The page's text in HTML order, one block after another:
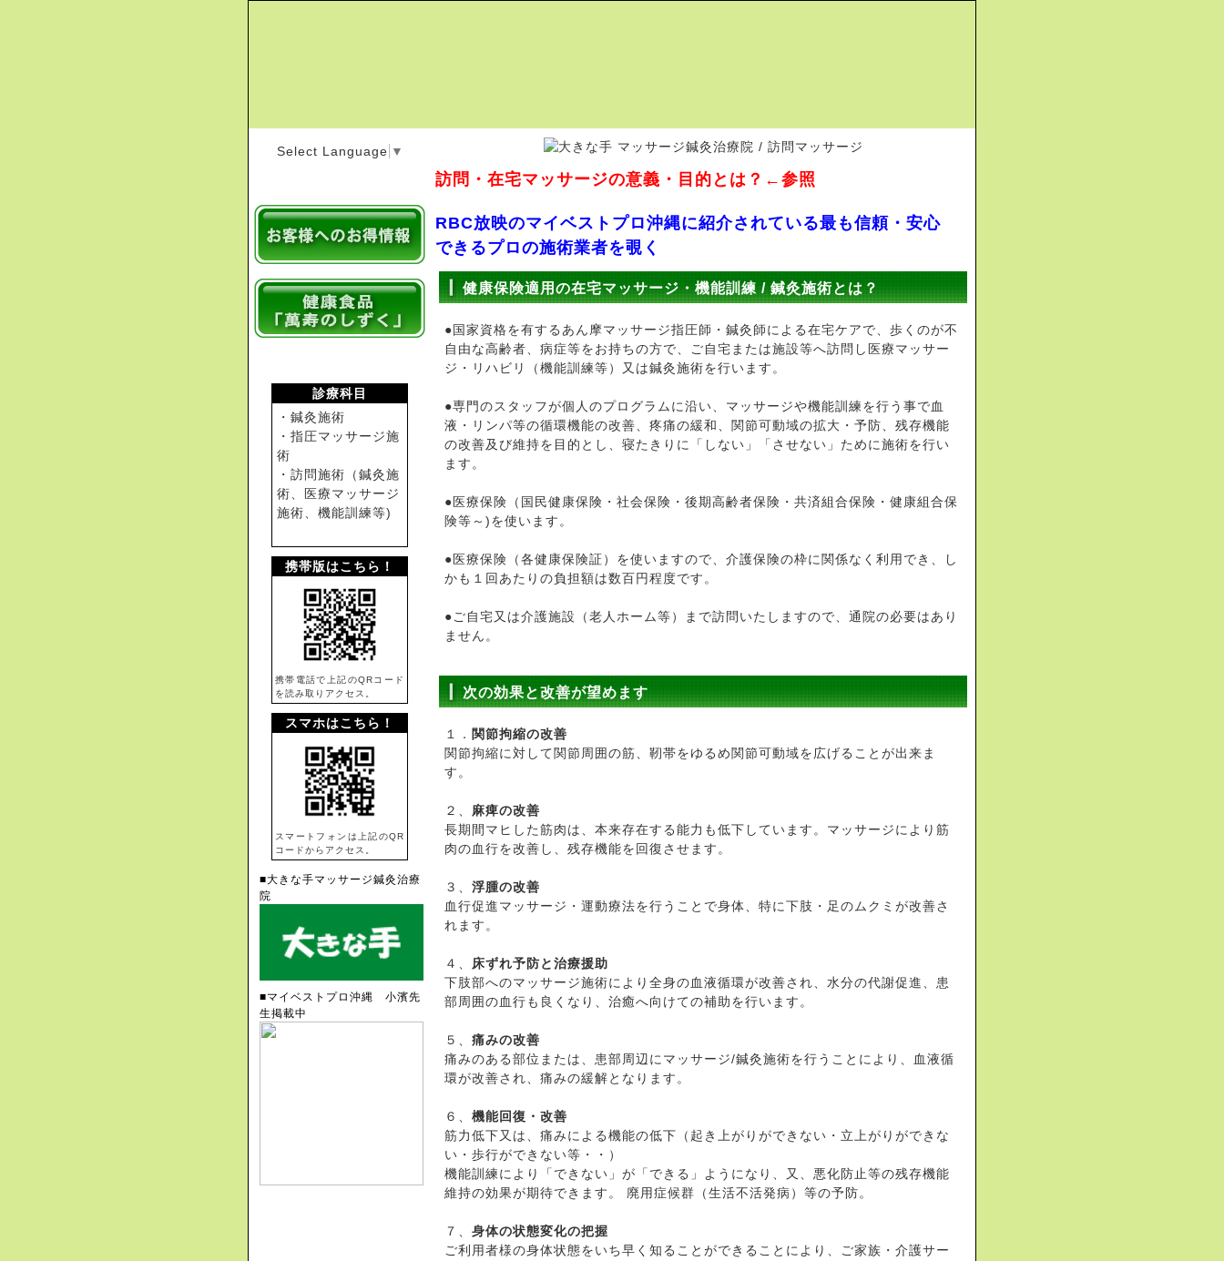
Select Language ▼
診療科目
・鍼灸施術
・指圧マッサージ施
術
・訪問施術（鍼灸施
術、医療マッサージ
施術、機能訓練等)
携帯版はこちら！
携帯電話で上記のQRコード
を読み取りアクセス。
スマホはこちら！
スマートフォンは上記のQR
コードからアクセス。
■大きな手マッサージ鍼灸治療
院
■マイベストプロ沖縄 小濱先
生掲載中
訪問・在宅マッサージの意義・目的とは？←参照
RBC放映のマイベストプロ沖縄に紹介されている最も信頼・安心
できるプロの施術業者を覗く
健康保険適用の在宅マッサージ・機能訓練 / 鍼灸施術とは？
●国家資格を有するあん摩マッサージ指圧師・鍼灸師による在宅ケアで、歩くのが不
自由な高齢者、病症等をお持ちの方で、ご自宅または施設等へ訪問し医療マッサー
ジ・リハビリ（機能訓練等）又は鍼灸施術を行います。
●専門のスタッフが個人のプログラムに沿い、マッサージや機能訓練を行う事で血
液・リンパ等の循環機能の改善、疼痛の緩和、関節可動域の拡大・予防、残存機能
の改善及び維持を目的とし、寝たきりに「しない」「させない」ために施術を行い
ます。
●医療保険（国民健康保険・社会保険・後期高齢者保険・共済組合保険・健康組合保
険等～)を使います。
●医療保険（各健康保険証）を使いますので、介護保険の枠に関係なく利用でき、し
かも１回あたりの負担額は数百円程度です。
●ご自宅又は介護施設（老人ホーム等）まで訪問いたしますので、通院の必要はあり
ません。
次の効果と改善が望めます
１． 関節拘縮の改善
関節拘縮に対して関節周囲の筋、靭帯をゆるめ関節可動域を広げることが出来ま
す。
２、 麻痺の改善
長期間マヒした筋肉は、本来存在する能力も低下しています。マッサージにより筋
肉の血行を改善し、残存機能を回復させます。
３、 浮腫の改善
血行促進マッサージ・運動療法を行うことで身体、特に下肢・足のムクミが改善さ
れます。
４、 床ずれ予防と治療援助
下肢部へのマッサージ施術により全身の血液循環が改善され、水分の代謝促進、患
部周囲の血行も良くなり、治癒へ向けての補助を行います。
５、 痛みの改善
痛みのある部位または、患部周辺にマッサージ/鍼灸施術を行うことにより、血液循
環が改善され、痛みの緩解となります。
６、 機能回復・改善
筋力低下又は、痛みによる機能の低下（起き上がりができない・立上がりができな
い・歩行ができない等・・）
機能訓練により「できない」が「できる」ようになり、又、悪化防止等の残存機能
維持の効果が期待できます。 廃用症候群（生活不活発病）等の予防。
７、 身体の状態変化の把握
ご利用者様の身体状態をいち早く知ることができることにより、ご家族・介護サー